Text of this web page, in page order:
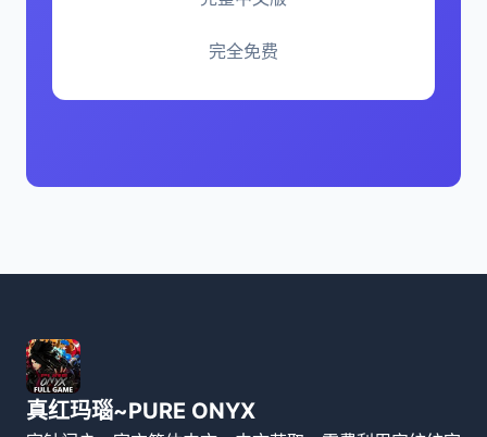
完全免费
真红玛瑙~PURE ONYX